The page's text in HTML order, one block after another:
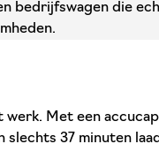
bedrijfswagen die
Met een
37 minuten